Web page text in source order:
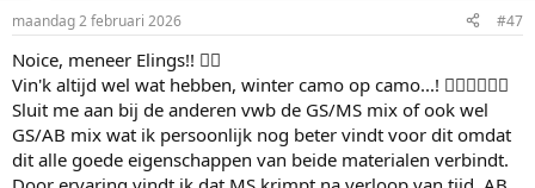
n
e
n
:
maandag 2 februari 2026 #47
Noice, meneer Elings!! 👌🏻
Vin'k altijd wel wat hebben, winter camo op camo...! 👌🏻👌🏻👌🏻
Sluit me aan bij de anderen vwb de GS/MS mix of ook wel
GS/AB mix wat ik persoonlijk nog beter vindt voor dit omdat
dit alle goede eigenschappen van beide materialen verbindt.